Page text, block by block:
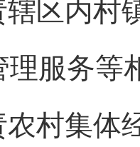
辖区内村
理服务等
农村集体